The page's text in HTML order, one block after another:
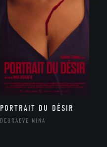
PORTRAIT DU DÉSIR
DEGRAEVE NINA